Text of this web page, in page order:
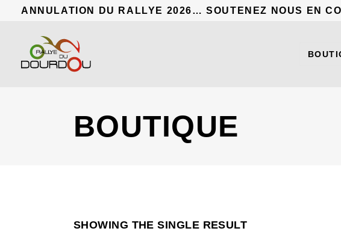
ANNULATION DU RALLYE 2026… SOUTENEZ NOUS EN
BOUTIQUE
SHOWING THE SINGLE RESULT